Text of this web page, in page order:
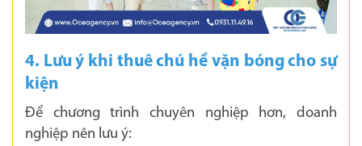
4. Lưu ý khi thuê chú hề vặn bóng cho sự
kiện
Để chương trình chuyên nghiệp hơn, doanh
nghiệp nên lưu ý: